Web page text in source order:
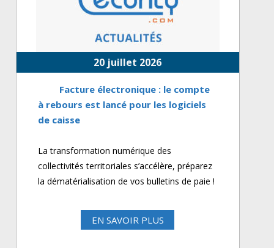
20 juillet 2026
Facture électronique : le compte
à rebours est lancé pour les logiciels
de caisse
La transformation numérique des
collectivités territoriales s’accélère, préparez
la dématérialisation de vos bulletins de paie !
EN SAVOIR PLUS